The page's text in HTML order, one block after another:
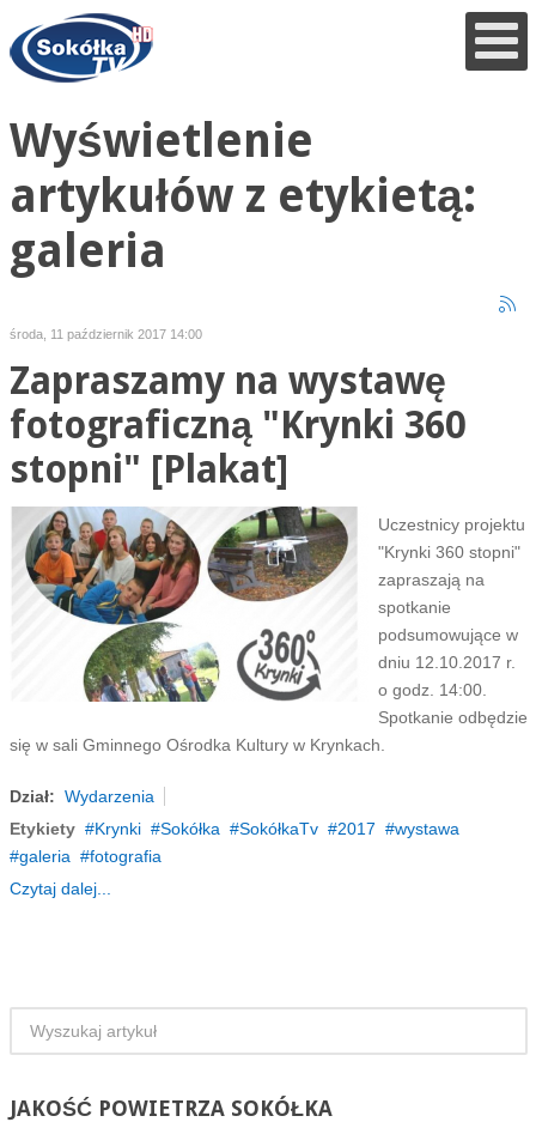
Wyświetlenie
artykułów z etykietą:
galeria
środa, 11 październik 2017 14:00
Zapraszamy na wystawę
fotograficzną "Krynki 360
stopni" [Plakat]
Uczestnicy projektu
"Krynki 360 stopni"
zapraszają na
spotkanie
podsumowujące w
dniu 12.10.2017 r.
o godz. 14:00.
Spotkanie odbędzie
się w sali Gminnego Ośrodka Kultury w Krynkach.
Dział: Wydarzenia
Etykiety
Krynki Sokółka SokółkaTv 2017
wystawa
galeria
fotografia
Czytaj dalej...
JAKOŚĆPOWIETRZA SOKÓŁKA